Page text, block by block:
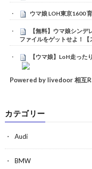
ウマ娘 LOH東京1600
【無料】ウマ娘シン
ファイルをゲットせよ！【
【ウマ娘】LoH走った
Powered by livedoor 相互
カテゴリー
Audi
BMW